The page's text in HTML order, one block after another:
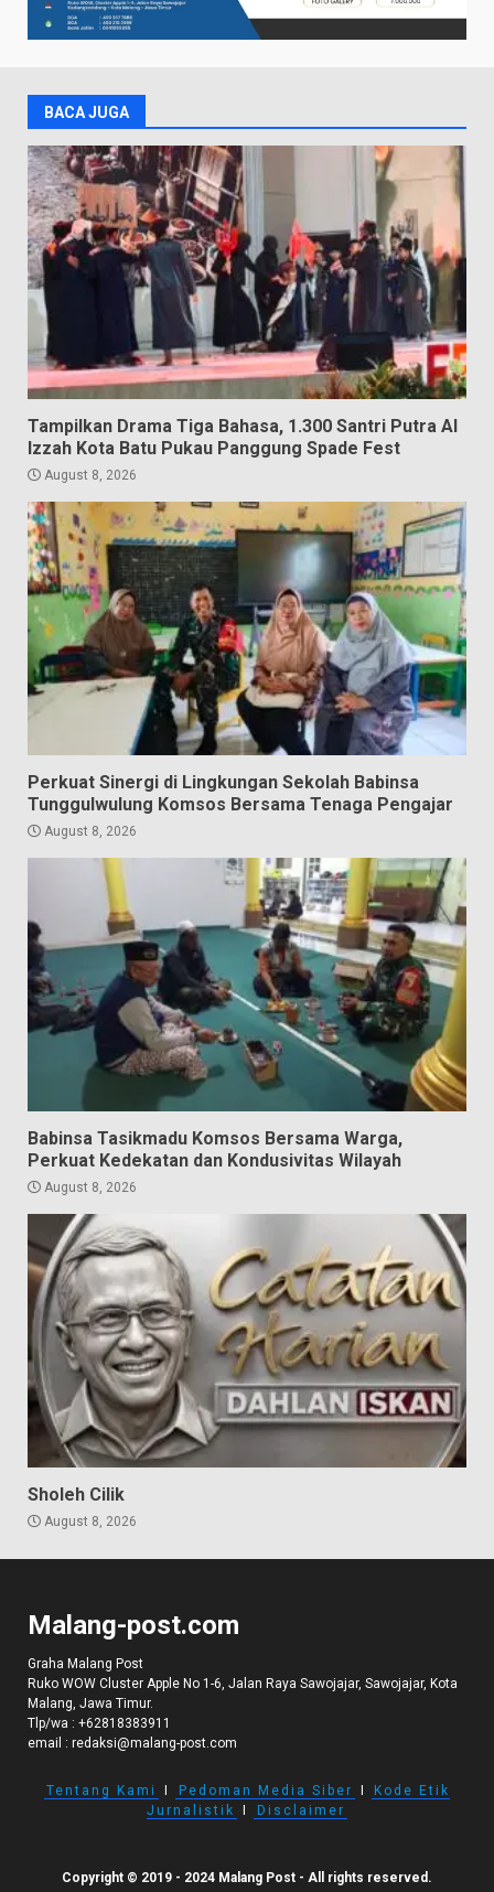
BACA JUGA
Tampilkan Drama Tiga Bahasa, 1.300 Santri Putra Al
Izzah Kota Batu Pukau Panggung Spade Fest
August 8, 2026
Perkuat Sinergi di Lingkungan Sekolah Babinsa
Tunggulwulung Komsos Bersama Tenaga Pengajar
August 8, 2026
Babinsa Tasikmadu Komsos Bersama Warga,
Perkuat Kedekatan dan Kondusivitas Wilayah
August 8, 2026
Sholeh Cilik
August 8, 2026
Malang-post.com
Graha Malang Post
Ruko WOW Cluster Apple No 1-6, Jalan Raya Sawojajar, Sawojajar, Kota
Malang, Jawa Timur.
Tlp/wa : +62818383911
email : redaksi@malang-post.com
Tentang Kami Pedoman Media Siber
Kode Etik
Jurnalistik
Disclaimer
Copyright © 2019 - 2024 Malang Post - All rights reserved.